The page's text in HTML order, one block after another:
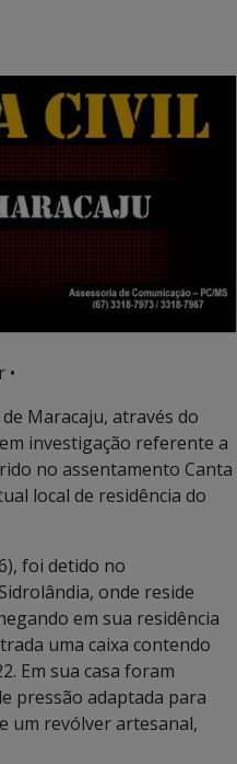
•
de Maracaju, através do
investigação referente a
no assentamento Canta
local de residência do
foi detido no
onde reside
em sua residência
uma caixa contendo
Em sua casa foram
pressão adaptada para
um revólver artesanal,